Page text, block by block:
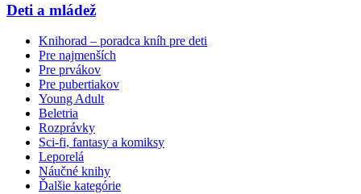
Deti a mládež
Knihorad – poradca kníh pre deti
Pre najmenších
Pre prvákov
Pre pubertiakov
Young Adult
Beletria
Rozprávky
Sci-fi, fantasy a komiksy
Leporelá
Náučné knihy
Ďalšie kategórie